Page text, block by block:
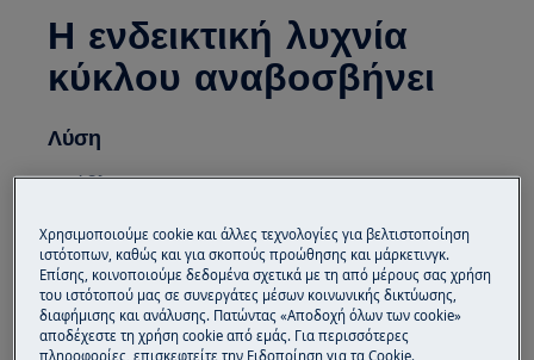
Η ενδεικτική λυχνία
κύκλου αναβοσβήνει
Λύση
Πρόβλημα
Η ενδεικτική λυχνία κύκλου αναβοσβήνει
στο πλυντήριο πιάτων
Ισχύει για
Εντοιχιζόμενα πλυντήρια πιάτων
Χρησιμοποιούμε cookie και άλλες τεχνολογίες για βελτιστοποίηση
ιστότοπων, καθώς και για σκοπούς προώθησης και μάρκετινγκ.
Επίσης, κοινοποιούμε δεδομένα σχετικά με τη από μέρους σας χρήση
του ιστότοπού μας σε συνεργάτες μέσων κοινωνικής δικτύωσης,
διαφήμισης και ανάλυσης. Πατώντας «Αποδοχή όλων των cookie»
αποδέχεστε τη χρήση cookie από εμάς. Για περισσότερες
πληροφορίες, επισκεφτείτε την Ειδοποίηση για τα Cookie.